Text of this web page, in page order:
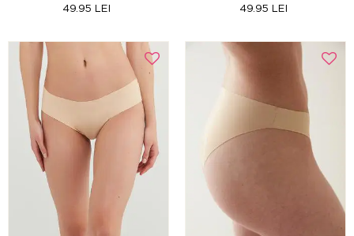
49.95 LEI 49.95 LEI